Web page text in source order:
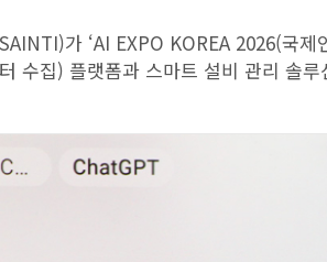
가 ‘AI EXPO KOREA 2026(국제
수집) 플랫폼과 스마트 설비 관리 솔